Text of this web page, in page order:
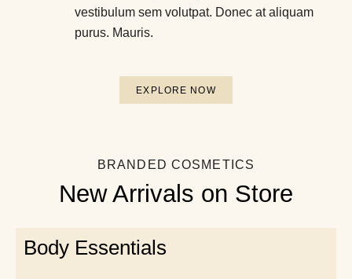
vestibulum sem volutpat. Donec at aliquam
purus. Mauris.
EXPLORE NOW
BRANDED COSMETICS
New Arrivals on Store
Body Essentials